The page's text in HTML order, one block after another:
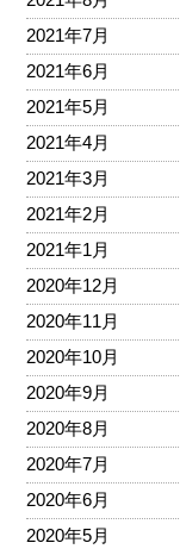
2021年7月
2021年6月
2021年5月
2021年4月
2021年3月
2021年2月
2021年1月
2020年12月
2020年11月
2020年10月
2020年9月
2020年8月
2020年7月
2020年6月
2020年5月